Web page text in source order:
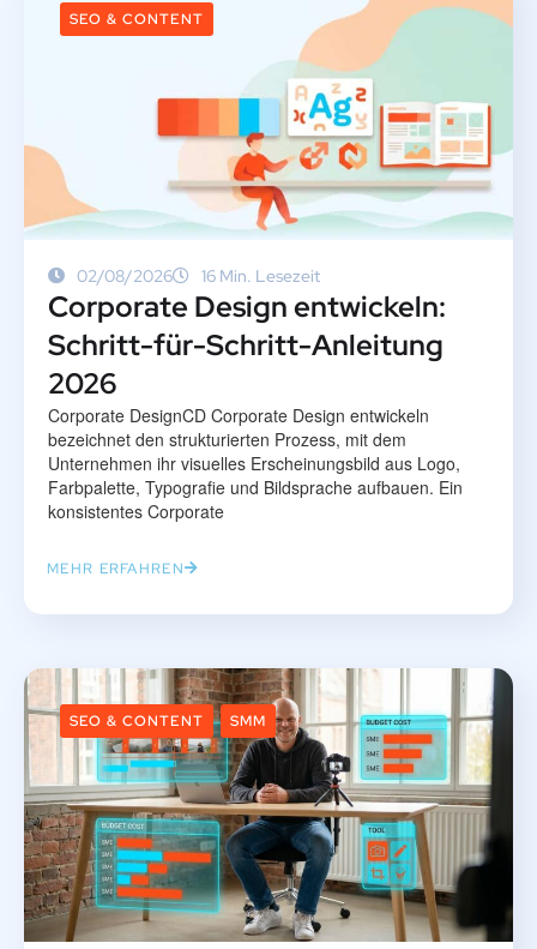
SEO & CONTENT
02/08/2026 16 Min. Lesezeit
Corporate Design entwickeln:
Schritt-für-Schritt-Anleitung
2026
Corporate DesignCD Corporate Design entwickeln
bezeichnet den strukturierten Prozess, mit dem
Unternehmen ihr visuelles Erscheinungsbild aus Logo,
Farbpalette, Typografie und Bildsprache aufbauen. Ein
konsistentes Corporate
MEHR ERFAHREN
SEO & CONTENT SMM